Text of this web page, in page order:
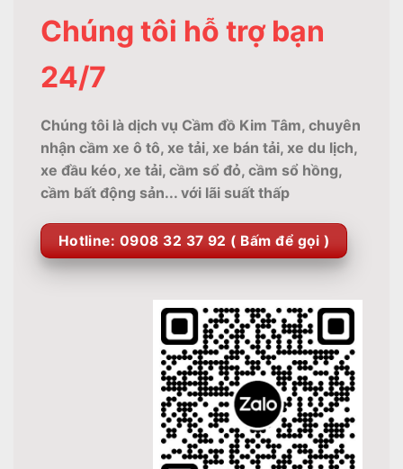
Chúng tôi hỗ trợ bạn
24/7
Chúng tôi là dịch vụ Cầm đồ Kim Tâm, chuyên
nhận cầm xe ô tô, xe tải, xe bán tải, xe du lịch,
xe đầu kéo, xe tải, cầm sổ đỏ, cầm sổ hồng,
cầm bất động sản... với lãi suất thấp
Hotline: 0908 32 37 92 ( Bấm để gọi )